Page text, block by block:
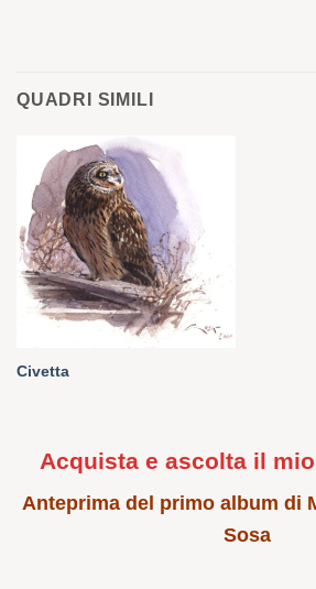
QUADRI SIMILI
Civetta
Acquista e ascolta il
Anteprima del primo album di
Sosa